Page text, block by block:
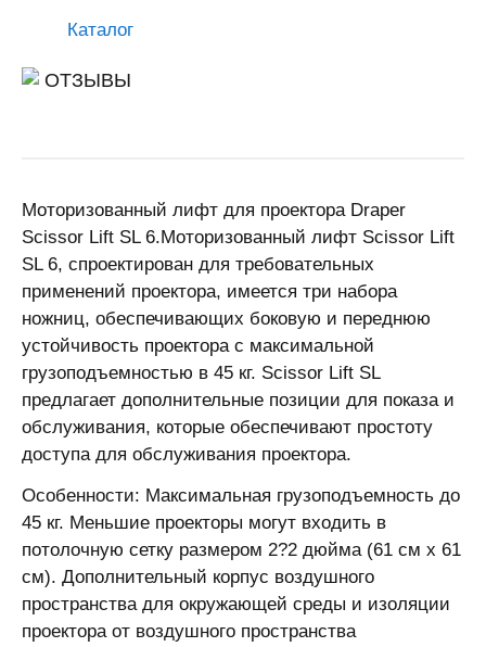
Каталог
ОТЗЫВЫ
Моторизованный лифт для проектора Draper
Scissor Lift SL 6.Моторизованный лифт Scissor Lift
SL 6, спроектирован для требовательных
применений проектора, имеется три набора
ножниц, обеспечивающих боковую и переднюю
устойчивость проектора с максимальной
грузоподъемностью в 45 кг. Scissor Lift SL
предлагает дополнительные позиции для показа и
обслуживания, которые обеспечивают простоту
доступа для обслуживания проектора.
Особенности: Максимальная грузоподъемность до
45 кг. Меньшие проекторы могут входить в
потолочную сетку размером 2?2 дюйма (61 см x 61
см). Дополнительный корпус воздушного
пространства для окружающей среды и изоляции
проектора от воздушного пространства